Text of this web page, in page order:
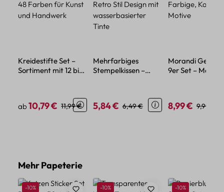
Kreidestifte Set –
Sortiment mit 12 bis
Verkaufspreis:
ab10,79 € Regulärer Preis:
11,99 €
Mehrfarbiges
Stempelkissen –
Verkaufspreis:
5,84 € Regulärer Preis:
6,49 €
Morandi Gel
9er Set –
Verkaufspreis:
8,99 € 9,99 €
Produktgalerie überspringen
Mehr Papeterie
Rabatt
-10% Rabatt
-10% Rabatt
-10%